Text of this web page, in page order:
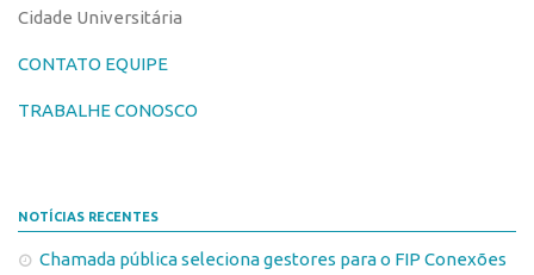
Patentes
Hub USP Inovação
Portal de Atendimento
Propriedade Intelectual
Cidade Universitária
CONTATO EQUIPE
TRABALHE CONOSCO
NOTÍCIAS RECENTES
Chamada pública seleciona gestores para o FIP Conexões